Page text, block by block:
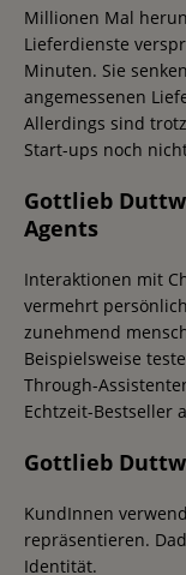
Millionen Mal
Lieferdienste
Minuten. Sie
angemessenen
Allerdings sind
Start-ups noch
Gottlieb
Agents
Interaktionen mit
vermehrt
zunehmend
Beispielsweise
Through-
Echtzeit-Bestseller
Gottlieb
KundInnen
repräsentieren.
Identität.